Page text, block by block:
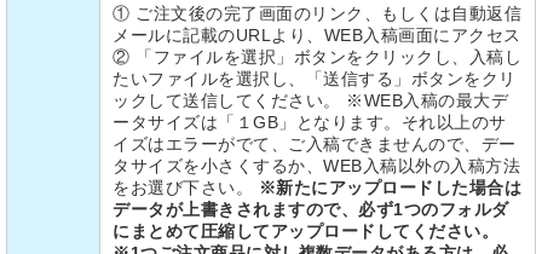
① ご注文後の完了画面のリンク、もしくは自動返信
メールに記載のURLより、WEB入稿画面にアクセス
② 「ファイルを選択」ボタンをクリックし、入稿し
たいファイルを選択し、「送信する」ボタンをクリ
ックして送信してください。 ※WEB入稿の最大デ
ータサイズは「１GB」となります。それ以上のサ
イズはエラーがでて、ご入稿できませんので、デー
タサイズを小さくするか、WEB入稿以外の入稿方法
をお選び下さい。
※新たにアップロードした場合は
データが上書きされますので、必ず1つのフォルダ
にまとめて圧縮してアップロードしてください。